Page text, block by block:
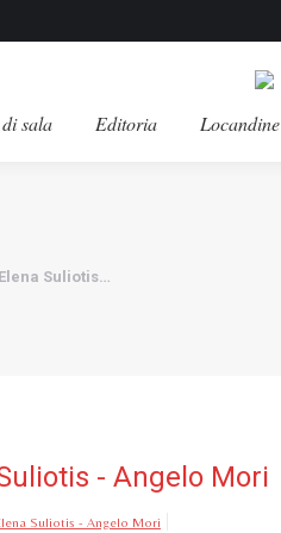
sala Editoria Locandine
Suliotis…
- Angelo Mori
Suliotis - Angelo Mori